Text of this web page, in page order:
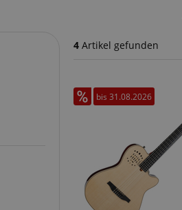
4 Artikel gefunden
bis 31.08.2026